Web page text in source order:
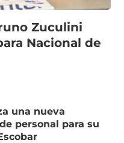
Zuculini
Nacional de
una nueva
personal para su